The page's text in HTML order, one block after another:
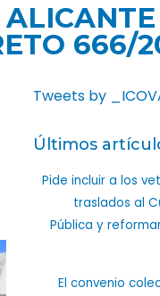
666/
Tweets by
Últimos
Pide incluir a los
traslados al
Pública y
El convenio